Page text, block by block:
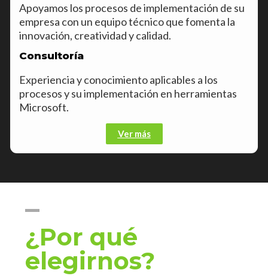
Apoyamos los procesos de implementación de su
empresa con un equipo técnico que fomenta la
innovación, creatividad y calidad.
Consultoría
Experiencia y conocimiento aplicables a los
procesos y su implementación en herramientas
Microsoft.
Ver más
¿Por qué
elegirnos?